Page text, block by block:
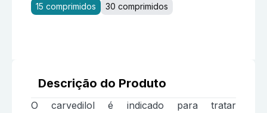
15 comprimidos
30 comprimidos
Descrição do Produto
O carvedilol é indicado para tratar